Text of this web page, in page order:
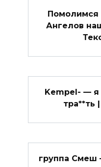
Помолимся
Ангелов
Kempel- — я
тра**ть
группа Смеш